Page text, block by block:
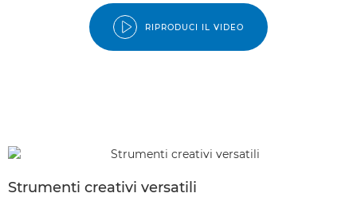
RIPRODUCI IL VIDEO
Strumenti creativi versatili